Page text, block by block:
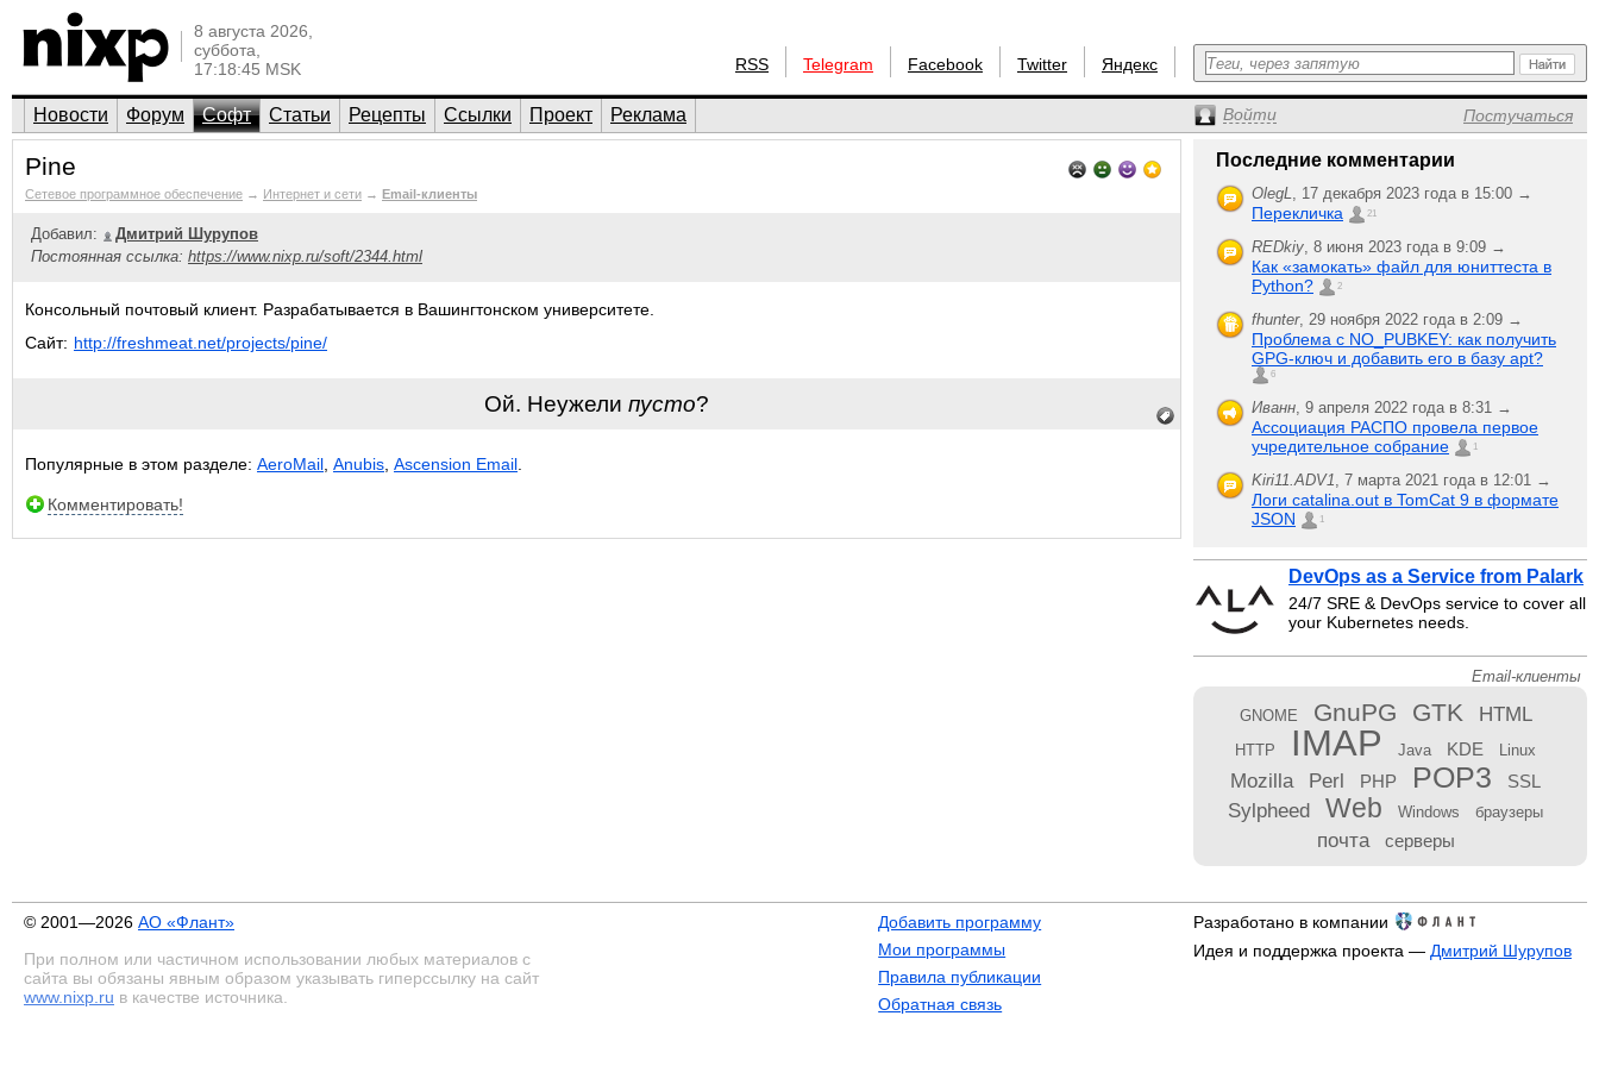
8 августа 2026,
суббота,
17:18:45 MSK
RSS Telegram Facebook Twitter Яндекс
Новости Форум Софт Статьи Рецепты Ссылки Проект Реклама Войти Постучаться
Pine
Сетевое программное обеспечение → Интернет и сети → Email-клиенты
Добавил:
Дмитрий Шурупов
Постоянная ссылка: https://www.nixp.ru/soft/2344.html
Консольный почтовый клиент. Разрабатывается в Вашингтонском университете.
Сайт: http://freshmeat.net/projects/pine/
Ой. Неужели пусто?
Популярные в этом разделе: AeroMail Anubis Ascension Email
Комментировать!
Последние комментарии
OlegL, 17 декабря 2023 года в 15:00 →
Перекличка 21
REDkiy, 8 июня 2023 года в 9:09 →
Как «замокать» файл для юниттеста в
Python?
2
fhunter, 29 ноября 2022 года в 2:09 →
Проблема с NO_PUBKEY: как получить
GPG-ключ и добавить его в базу apt?
6
Иванн, 9 апреля 2022 года в 8:31 →
Ассоциация РАСПО провела первое
учредительное собрание
1
Kiri11.ADV1, 7 марта 2021 года в 12:01 →
Логи catalina.out в TomCat 9 в формате
JSON
1
DevOps as a Service from Palark
24/7 SRE & DevOps service to cover all
your Kubernetes needs.
Email-клиенты
GNOME GnuPG GTK HTML
HTTP IMAP Java KDE Linux
Mozilla Perl PHP POP3 SSL
Sylpheed Web Windows браузеры
почта серверы
© 2001—2026 АО «Флант»
При полном или частичном использовании любых материалов с
сайта вы обязаны явным образом указывать гиперссылку на сайт
www.nixp.ru в качестве источника.
Добавить программу
Мои программы
Правила публикации
Обратная связь
Разработано в компании
Идея и поддержка проекта — Дмитрий Шурупов